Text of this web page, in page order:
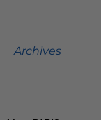
Archives